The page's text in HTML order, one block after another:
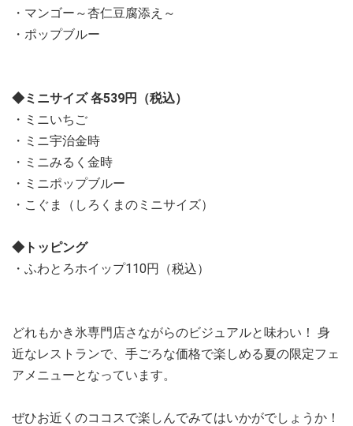
・マンゴー～杏仁豆腐添え～
・ポップブルー
◆ミニサイズ 各539円（税込）
・ミニいちご
・ミニ宇治金時
・ミニみるく金時
・ミニポップブルー
・こぐま（しろくまのミニサイズ）
◆トッピング
・ふわとろホイップ110円（税込）
どれもかき氷専門店さながらのビジュアルと味わい！ 身
近なレストランで、手ごろな価格で楽しめる夏の限定フェ
アメニューとなっています。
ぜひお近くのココスで楽しんでみてはいかがでしょうか！